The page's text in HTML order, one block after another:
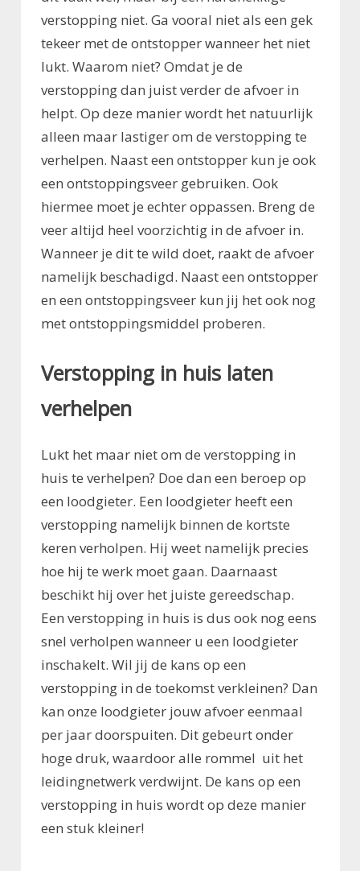
verstopping niet. Ga vooral niet als een gek
tekeer met de ontstopper wanneer het niet
lukt. Waarom niet? Omdat je de
verstopping dan juist verder de afvoer in
helpt. Op deze manier wordt het natuurlijk
alleen maar lastiger om de verstopping te
verhelpen. Naast een ontstopper kun je ook
een ontstoppingsveer gebruiken. Ook
hiermee moet je echter oppassen. Breng de
veer altijd heel voorzichtig in de afvoer in.
Wanneer je dit te wild doet, raakt de afvoer
namelijk beschadigd. Naast een ontstopper
en een ontstoppingsveer kun jij het ook nog
met ontstoppingsmiddel proberen.
Verstopping in huis laten
verhelpen
Lukt het maar niet om de verstopping in
huis te verhelpen? Doe dan een beroep op
een loodgieter. Een loodgieter heeft een
verstopping namelijk binnen de kortste
keren verholpen. Hij weet namelijk precies
hoe hij te werk moet gaan. Daarnaast
beschikt hij over het juiste gereedschap.
Een verstopping in huis is dus ook nog eens
snel verholpen wanneer u een loodgieter
inschakelt. Wil jij de kans op een
verstopping in de toekomst verkleinen? Dan
kan onze loodgieter jouw afvoer eenmaal
per jaar doorspuiten. Dit gebeurt onder
hoge druk, waardoor alle rommel uit het
leidingnetwerk verdwijnt. De kans op een
verstopping in huis wordt op deze manier
een stuk kleiner!